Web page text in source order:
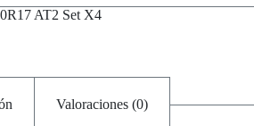
AT2 Set X4
Valoraciones (0)